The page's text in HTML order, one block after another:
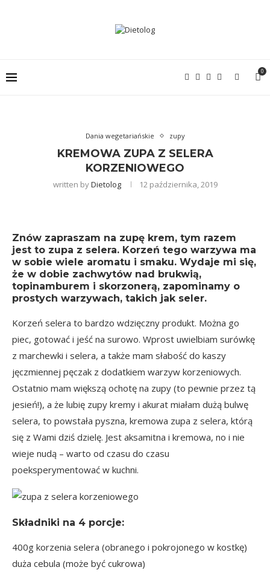
0
Dania wegetariańskie zupy
KREMOWA ZUPA Z SELERA
KORZENIOWEGO
written byDietolog 12 października, 2019
Znów zapraszam na zupę krem, tym razem
jest to zupa z selera. Korzeń tego warzywa ma
w sobie wiele aromatu i smaku. Wydaje mi się,
że w dobie zachwytów nad brukwią,
topinamburem i skorzonerą, zapominamy o
prostych warzywach, takich jak seler.
Korzeń selera to bardzo wdzięczny produkt. Można go
piec, gotować i jeść na surowo. Wprost uwielbiam surówkę
z marchewki i selera, a także mam słabość do kaszy
jęczmiennej pęczak z dodatkiem warzyw korzeniowych.
Ostatnio mam większą ochotę na zupy (to pewnie przez tą
jesień!), a że lubię zupy kremy i akurat miałam dużą bulwę
selera, to powstała pyszna, kremowa zupa z selera, którą
się z Wami dziś dzielę. Jest aksamitna i kremowa, no i nie
wieje nudą – warto od czasu do czasu
poeksperymentować w kuchni.
Składniki na 4 porcje:
400g korzenia selera (obranego i pokrojonego w kostkę)
duża cebula (może być cukrowa)